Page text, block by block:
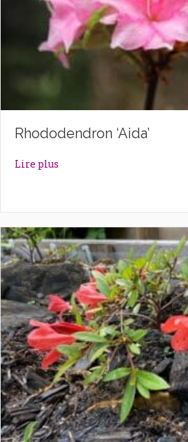
Rhododendron ‘Aida’
Lire plus